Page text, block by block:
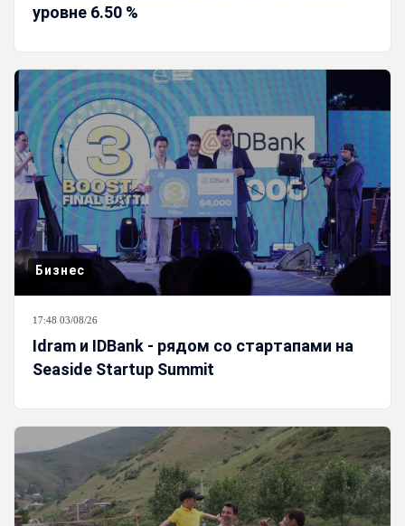
уровне 6.50 %
Бизнес
17:48 03/08/26
Idram и IDBank - рядом со стартапами на
Seaside Startup Summit